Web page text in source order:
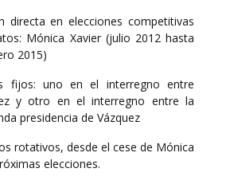
directa en elecciones competitivas
Mónica Xavier (julio 2012 hasta
2015)
fijos: uno en el interregno entre
y otro en el interregno entre la
presidencia de Vázquez
rotativos, desde el cese de Mónica
elecciones.